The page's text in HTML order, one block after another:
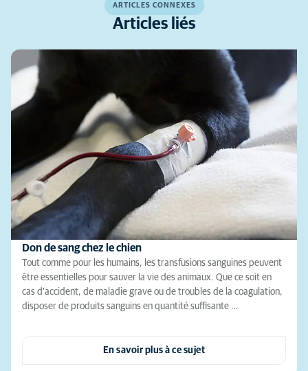
ARTICLES CONNEXES
Articles liés
Don de sang chez le chien
Tout comme pour les humains, les transfusions sanguines peuvent
être essentielles pour sauver la vie des animaux. Que ce soit en
cas d'accident, de maladie grave ou de troubles de la coagulation,
disposer de produits sanguins en quantité suffisante …
En savoir plus à ce sujet